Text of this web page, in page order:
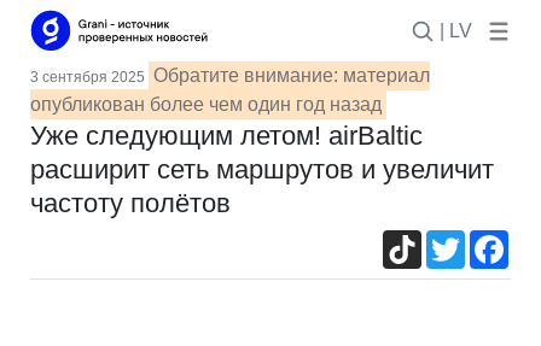
| LV
3 сентября 2025 Обратите внимание: материал
опубликован более чем один год назад
Уже следующим летом! airBaltic
расширит сеть маршрутов и увеличит
частоту полётов
TikTokTwitter